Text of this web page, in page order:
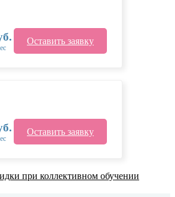
Оставить заявку
Оставить заявку
при коллективном обучении